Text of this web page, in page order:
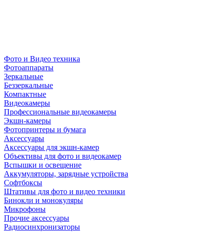
Фото и Видео техника
Фотоаппараты
Зеркальные
Беззеркальные
Компактные
Видеокамеры
Профессиональные видеокамеры
Экшн-камеры
Фотопринтеры и бумага
Аксессуары
Аксессуары для экшн-камер
Объективы для фото и видеокамер
Вспышки и освещение
Аккумуляторы, зарядные устройства
Софтбоксы
Штативы для фото и видео техники
Бинокли и монокуляры
Микрофоны
Прочие аксессуары
Радиосинхронизаторы